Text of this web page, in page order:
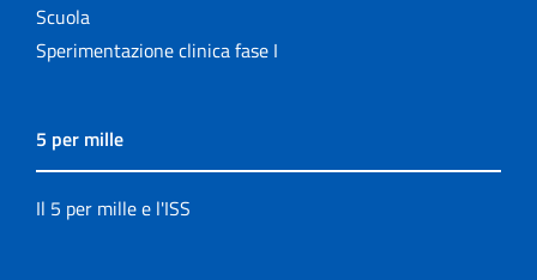
Scuola
Sperimentazione clinica fase I
5 per mille
Il 5 per mille e l'ISS